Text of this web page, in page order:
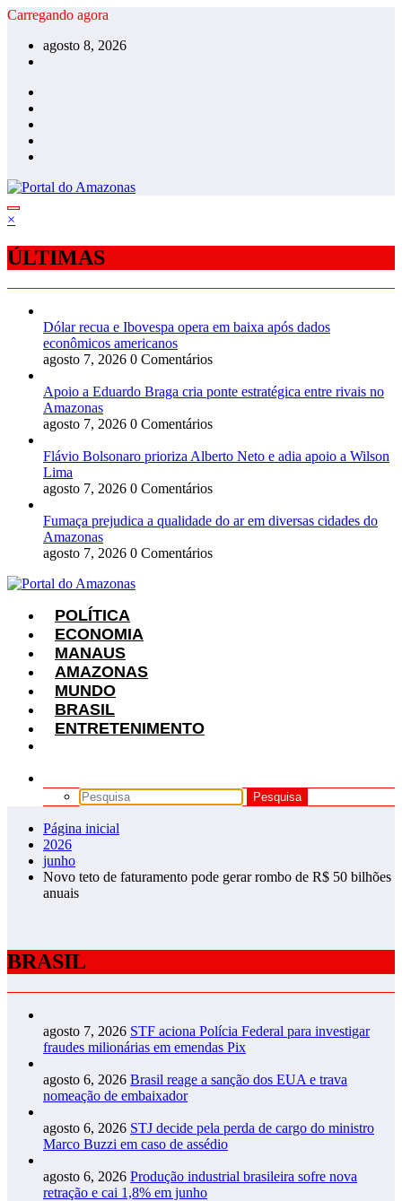
Pular
conteúdo
Carregando agora
agosto 8, 2026
×
ÚLTIMAS
Dólar recua e Ibovespa opera em baixa após dados
econômicos americanos
agosto 7, 2026 0 Comentários
Apoio a Eduardo Braga cria ponte estratégica entre rivais no
Amazonas
agosto 7, 2026 0 Comentários
Flávio Bolsonaro prioriza Alberto Neto e adia apoio a Wilson
Lima
agosto 7, 2026 0 Comentários
Fumaça prejudica a qualidade do ar em diversas cidades do
Amazonas
agosto 7, 2026 0 Comentários
POLÍTICA
ECONOMIA
MANAUS
AMAZONAS
MUNDO
BRASIL
ENTRETENIMENTO
Página inicial
2026
junho
Novo teto de faturamento pode gerar rombo de R$ 50 bilhões
anuais
BRASIL
agosto 7, 2026 STF aciona Polícia Federal para investigar
fraudes milionárias em emendas Pix
agosto 6, 2026 Brasil reage a sanção dos EUA e trava
nomeação de embaixador
agosto 6, 2026 STJ decide pela perda de cargo do ministro
Marco Buzzi em caso de assédio
agosto 6, 2026 Produção industrial brasileira sofre nova
retração e cai 1,8% em junho